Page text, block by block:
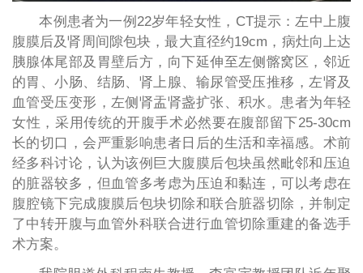
本例患者为一例22岁年轻女性，CT提示：左中上腹
腹膜后及肾周间隙包块，最大直径约19cm，病灶向上达
胰腺体尾部及胃壁后方，向下延伸至左侧髂窝区，邻近
的胃、小肠、结肠、肾上腺、输尿管受压推移，左肾及
血管受压变形，左侧肾盂肾盏扩张、积水。患者为年轻
女性，采用传统的开腹手术必然要在腹部留下25-30cm
长的切口，会严重影响患者日后的生活和幸福感。术前
经多科讨论，认为该例巨大腹膜后包块虽然毗邻和压迫
的脏器较多，但血管多考虑为压迫和黏连，可以考虑在
腹腔镜下完成腹膜后包块切除和联合脏器切除，并制定
了中转开腹与血管外科联合进行血管切除重建的备选手
术方案。